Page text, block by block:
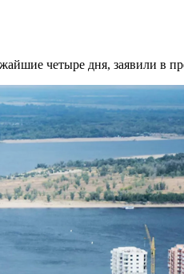
четыре дня, заявили в